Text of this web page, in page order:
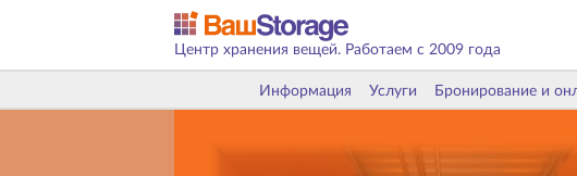
Центр хранения вещей. Работаем с 2009 года
Информация Услуги Бронирование и